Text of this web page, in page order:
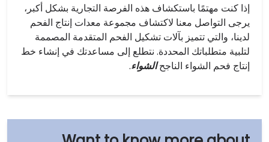
إذا كنت مهتمًا باستكشاف هذه الفرصة التجارية بشكل أكبر،
يرجى التواصل معنا لاكتشاف مجموعة معدات إنتاج الفحم
لدينا، والتي تتميز بآلات تشكيل الفحم المتقدمة المصممة
لتلبية متطلباتك المحددة. نتطلع إلى مساعدتك في إنشاء خط
إنتاج فحم الشواء الناجحالشواء.